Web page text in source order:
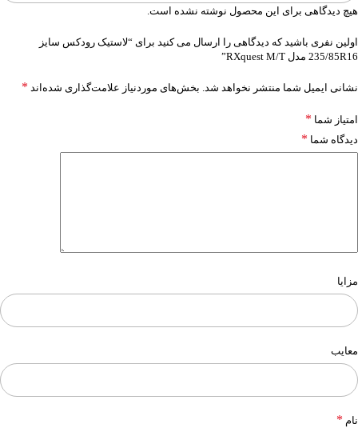
هیچ دیدگاهی برای این محصول نوشته نشده است.
اولین نفری باشید که دیدگاهی را ارسال می کنید برای “لاستیک رودکس سایز
235/85R16 مدل RXquest M/T”
نشانی ایمیل شما منتشر نخواهد شد. بخش‌های موردنیاز علامت‌گذاری شده‌اند *
امتیاز شما *
دیدگاه شما *
مزایا
معایب
نام *